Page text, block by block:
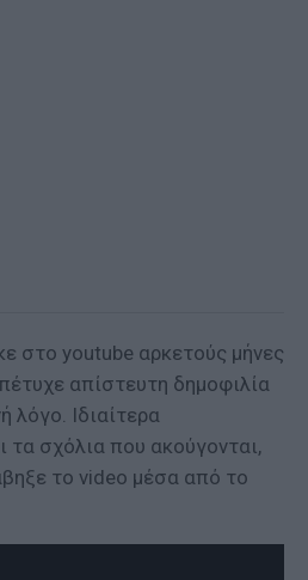
στο youtube αρκετούς μήνες
απίστευτη δημοφιλία
λόγο. Ιδιαίτερα
τα σχόλια που ακούγονται,
το video μέσα από το